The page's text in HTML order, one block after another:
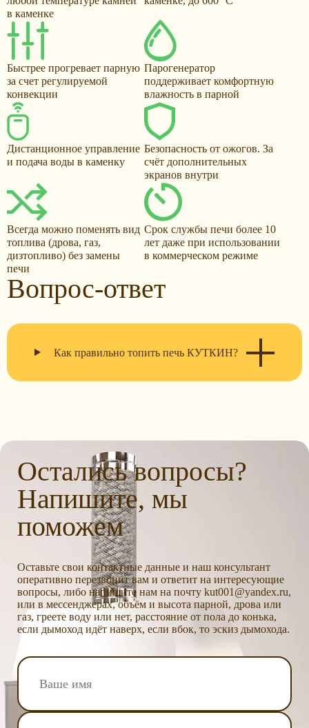
в каменке
Быстрее прогревает парную
за счет регулируемой
конвекции
Парогенератор
поддерживает комфортную
влажность в парной
Дистанционное управление
и подача воды в каменку
Безопасность от ожогов. За
счёт дополнительных
экранов внутри
Всегда можно поменять вид
топлива (дрова, газ,
дизтопливо) без замены
печи
Срок службы печи более 10
лет даже при использовании
в коммерческом режиме
Вопрос-ответ
Как правильно топить печь КУТКИН?
Остались вопросы?
Напишите, мы
поможем
Оставьте свои контактные данные и наш консультант
оперативно перезвонит вам и ответит на интересующие
вопросы, либо напишите нам на почту kut001@yandex.ru,
или в мессенджерах, объём и высота парной, дрова или
газ, греете воду или нет, расстояние от пола до конька,
если дымоход идёт наверх, если вбок, то эскиз дымохода.